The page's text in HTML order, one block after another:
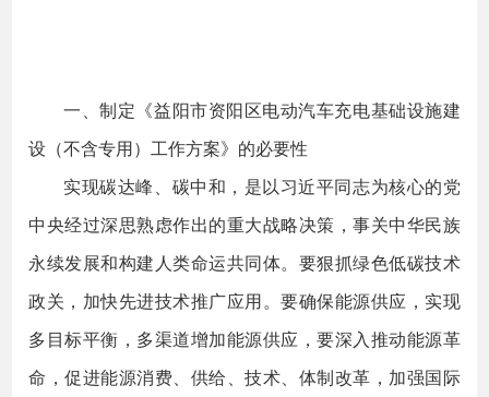
一、制定《益阳市资阳区电动汽车充电基础设施建
设（不含专用）工作方案》的必要性
实现碳达峰、碳中和，是以习近平同志为核心的党
中央经过深思熟虑作出的重大战略决策，事关中华民族
永续发展和构建人类命运共同体。要狠抓绿色低碳技术
政关，加快先进技术推广应用。要确保能源供应，实现
多目标平衡，多渠道增加能源供应，要深入推动能源革
命，促进能源消费、供给、技术、体制改革，加强国际